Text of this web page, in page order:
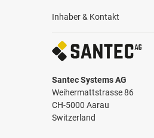
Inhaber & Kontakt
Santec Systems AG
Weihermattstrasse 86
CH-5000 Aarau
Switzerland